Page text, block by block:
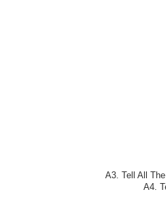
A3. Tell All
A4.